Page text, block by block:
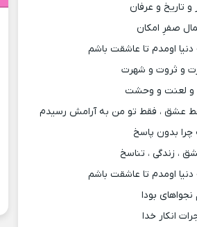
تاریخ و عرفان
صفرِ امکان
اومدم تا عاشقت باشم
و ثروت و شهرت
و لعنت و وحشت
عشق ، فقط تو من به آرامش رسیدم
چرا بدون پاسخ
، زندگی ، تناسخ
اومدم تا عاشقت باشم
بودا
انکار خدا